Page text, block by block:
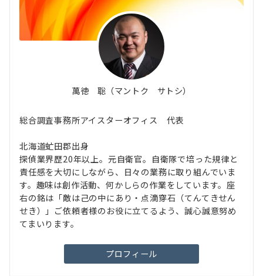
萬徳 聡（マントク サトシ）
総合調査事務所アイスターオフィス 代表
北海道虻田郡出身
探偵業界歴20年以上。元自衛官。自衛隊で培った規律と
責任感を大切にしながら、日々の業務に取り組んでいま
す。趣味は創作活動、何かしらの作業をしています。座
右の銘は「敵は己の中にあり・点滴穿石（てんてきせん
せき）」ご依頼者様のお役に立てるよう、誠心誠意努め
てまいります。
プロフィール